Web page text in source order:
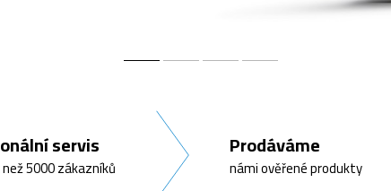
servis
5000 zákazníků
Prodáváme
námi ověřené produkty